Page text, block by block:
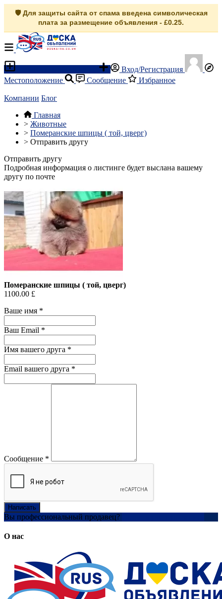
🛡️ Для защиты сайта от спама введена символическая
плата за размещение объявления - £0.25.
Вход/Регистрация
Местоположение
Сообщение Избранное
Компании Блог
Главная
> Животные
> Померанские шпицы ( той, цверг)
> Отправить другу
Отправить другу
Подробная информация о листинге будет выслана вашему
другу по почте
Померанские шпицы ( той, цверг)
1100.00 £
Ваше имя *
Ваш Email *
Имя вашего друга *
Email вашего друга *
Сообщение *
Написать
Вы профессиональный продавец?
О нас